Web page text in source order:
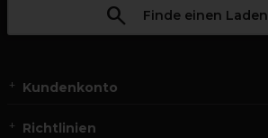
Finde einen Laden
Kundenkonto
Richtlinien